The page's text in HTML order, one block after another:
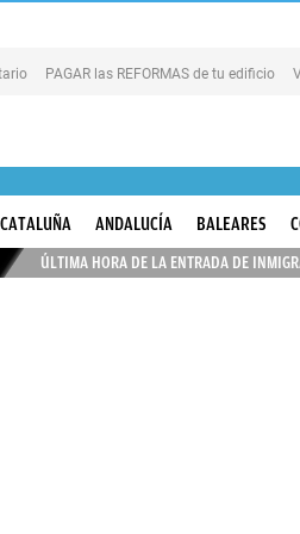
PAGAR las REFORMAS de tu edificio
CATALUÑA ANDALUCÍA BALEARES
ÚLTIMA HORA DE LA ENTRADA DE